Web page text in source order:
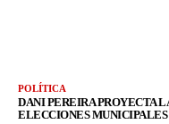
POLÍTICA
DANI PEREIRA PROYECTA
ELECCIONES MUNICIPALES